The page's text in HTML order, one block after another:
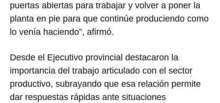
puertas abiertas para trabajar y volver a poner la
planta en pie para que continúe produciendo como
lo venía haciendo”, afirmó.
Desde el Ejecutivo provincial destacaron la
importancia del trabajo articulado con el sector
productivo, subrayando que esa relación permite
dar respuestas rápidas ante situaciones